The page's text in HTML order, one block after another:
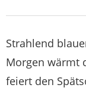
Strahlend
Morgen wärmt
feiert den